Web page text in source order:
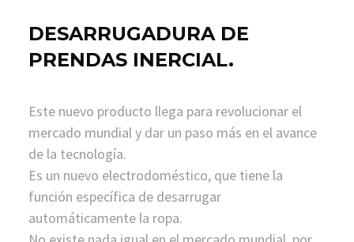
DESARRUGADURA DE
PRENDAS INERCIAL.
Este nuevo producto llega para revolucionar el
mercado mundial y dar un paso más en el avance
de la tecnología.
Es un nuevo electrodoméstico, que tiene la
función específica de desarrugar
automáticamente la ropa.